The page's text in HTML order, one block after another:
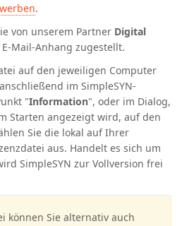
.
von unserem Partner Digital
Mail-Anhang zugestellt.
auf den jeweiligen Computer
im SimpleSYN-
"Information", oder im Dialog,
Starten angezeigt wird, auf den
Sie die lokal auf Ihrer
aus. Handelt es sich um
SimpleSYN zur Vollversion frei
können Sie alternativ auch